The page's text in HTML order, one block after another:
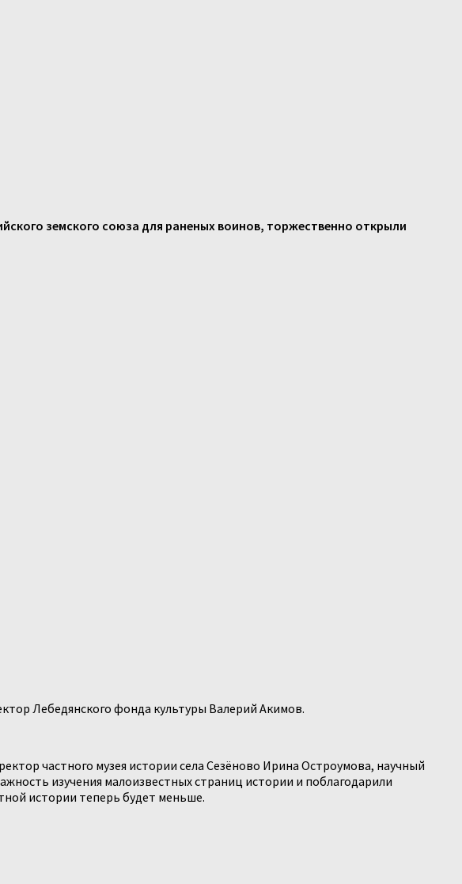
земского союза для раненых воинов, торжественно открыли
Лебедянского фонда культуры Валерий Акимов.
частного музея истории села Сезёново Ирина Остроумова, научный
изучения малоизвестных страниц истории и поблагодарили
истории теперь будет меньше.